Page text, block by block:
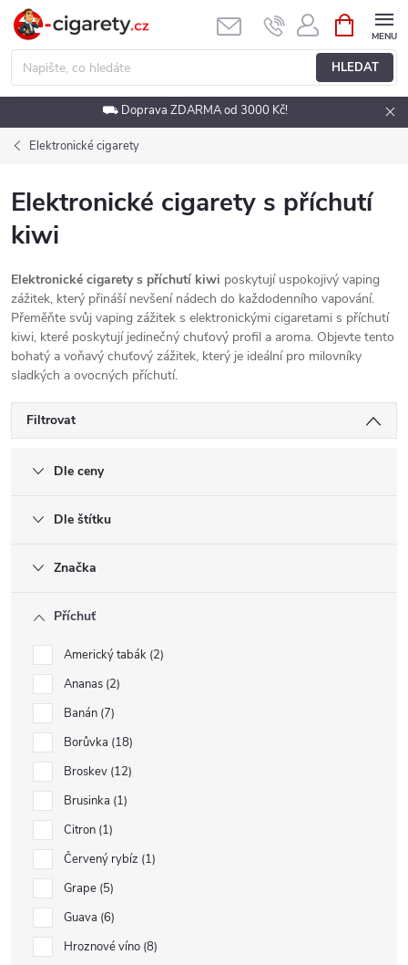
Přejít
obsah
HLEDAT
NÁKUPNÍ
KOŠÍK
⛟ Doprava ZDARMA od 3000 Kč!
Elektronické cigarety
Elektronické cigarety s příchutí
kiwi
Elektronické cigarety s příchutí kiwi poskytují uspokojivý vaping
zážitek, který přináší nevšení nádech do každodenního vapování.
Přeměňte svůj vaping zážitek s elektronickými cigaretami s příchutí
kiwi, které poskytují jedinečný chuťový profil a aroma. Objevte tento
bohatý a voňavý chuťový zážitek, který je ideální pro milovníky
sladkých a ovocných příchutí.
Filtrovat
Dle ceny
Dle štítku
Značka
Příchuť
Americký tabák 2
Ananas 2
Banán 7
Borůvka 18
Broskev 12
Brusinka 1
Citron 1
Červený rybíz 1
Grape 5
Guava 6
Hroznové víno 8